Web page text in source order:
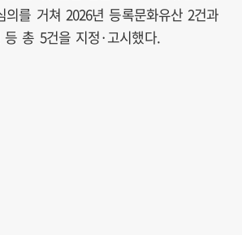
의를 거쳐 2026년 등록문화유산 2건과
총 5건을 지정·고시했다.